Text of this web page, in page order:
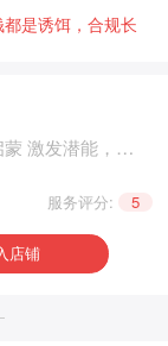
是诱饵，合规长
服务评分: 5
店铺